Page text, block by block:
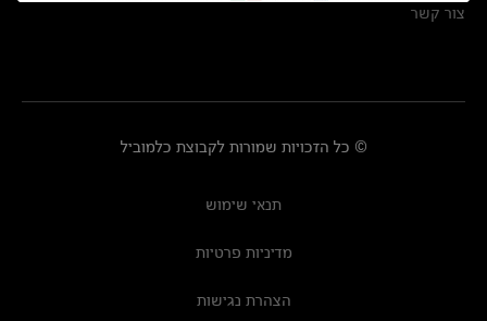
צור קשר
© כל הזכויות שמורות לקבוצת כלמוביל
תנאי שימוש
מדיניות פרטיות
הצהרת נגישות